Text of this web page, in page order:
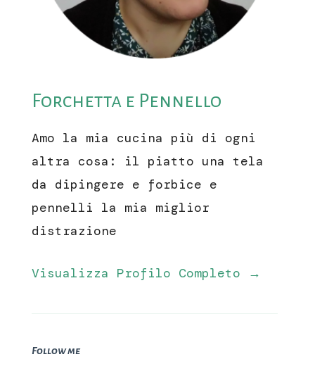
Forchetta e Pennello
Amo la mia cucina più di ogni
altra cosa: il piatto una tela
da dipingere e forbice e
pennelli la mia miglior
distrazione
Visualizza Profilo Completo →
Follow me